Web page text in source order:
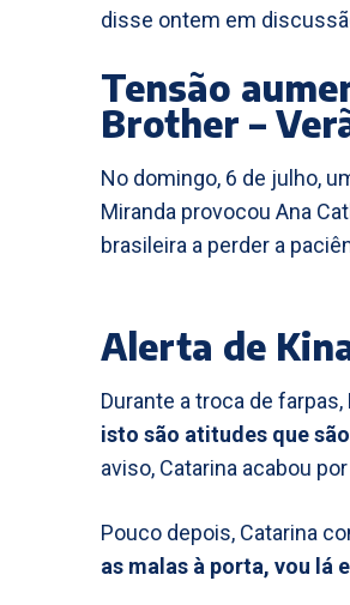
disse ontem em
Tensão
Brother –
No domingo, 6 de julho,
Miranda provocou Ana
brasileira a perder a
Alerta de
Durante a troca de
isto são atitudes que
aviso, Catarina acabou
Pouco depois, Catarina
as malas à porta, vou lá